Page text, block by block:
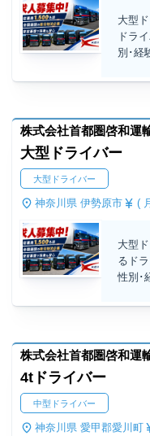
大型
ドラ
別･経
株式会社首都圏啓和運
大型ドライバー
大型ドライバー
神奈川県 伊勢原市 (
大型
るド
性別･
株式会社首都圏啓和運
4tドライバー
中型ドライバー
神奈川県 愛甲郡愛川町